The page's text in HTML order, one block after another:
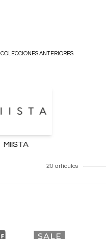
COLECCIONES ANTERIORES
MIISTA
20 artículos